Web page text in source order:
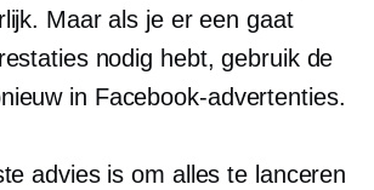
Maar als je er een gaat
nodig hebt, gebruik de
in Facebook-advertenties.
advies is om alles te lanceren